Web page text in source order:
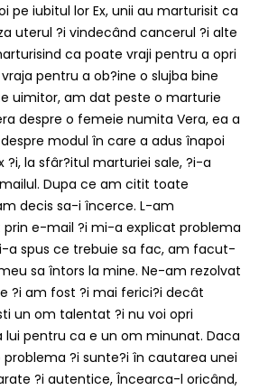
pe iubitul lor Ex, unii au marturisit ca
uterul ?i vindecând cancerul ?i alte
ca poate vraji pentru a opri
pentru a ob?ine o slujba bine
uimitor, am dat peste o marturie
despre o femeie numita Vera, ea a
modul în care a adus înapoi
?i, la sfâr?itul marturiei sale, ?i-a
Dupa ce am citit toate
decis sa-i încerce. L-am
e-mail ?i mi-a explicat problema
a spus ce trebuie sa fac, am facut-
sa întors la mine. Ne-am rezolvat
?i am fost ?i mai ferici?i decât
un om talentat ?i nu voi opri
lui pentru ca e un om minunat. Daca
problema ?i sunte?i în cautarea unei
?i autentice, Încearca-l oricând,